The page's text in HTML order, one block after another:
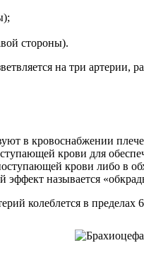
стороны).
на три артерии,
в кровоснабжении
крови для
крови либо в
называется
колеблется в